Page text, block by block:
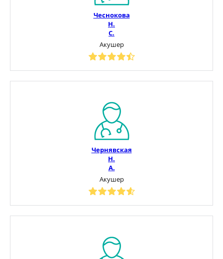
Чеснокова
Н.
С.
Акушер
Чернявская
Н.
А.
Акушер